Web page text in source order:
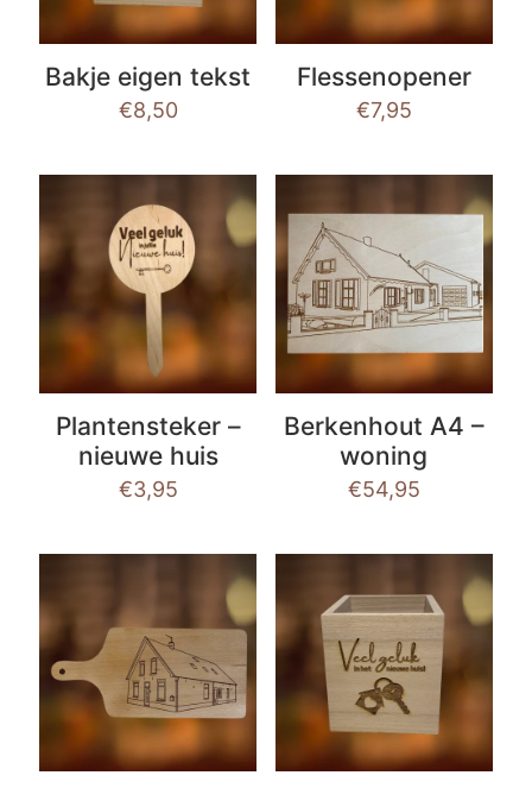
Bakje eigen tekst
€8,50
Flessenopener
€7,95
Plantensteker –
nieuwe huis
€3,95
Berkenhout A4 –
woning
€54,95